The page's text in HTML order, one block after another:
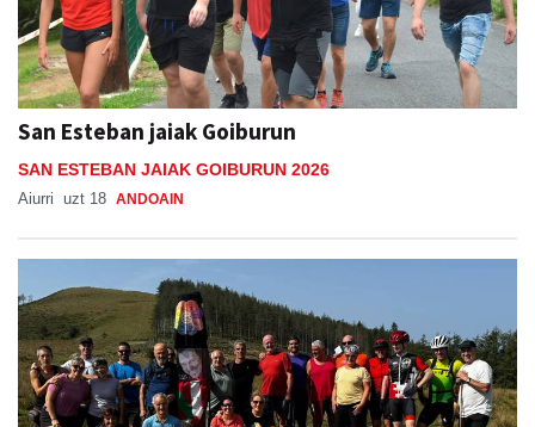
San Esteban jaiak Goiburun
SAN ESTEBAN JAIAK GOIBURUN 2026
Aiurri uzt 18 ANDOAIN